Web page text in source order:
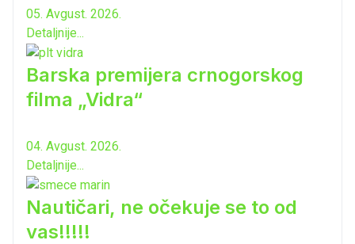
05. Avgust. 2026.
Detaljnije...
Barska premijera crnogorskog
filma „Vidra“
04. Avgust. 2026.
Detaljnije...
Nautičari, ne očekuje se to od
vas!!!!!